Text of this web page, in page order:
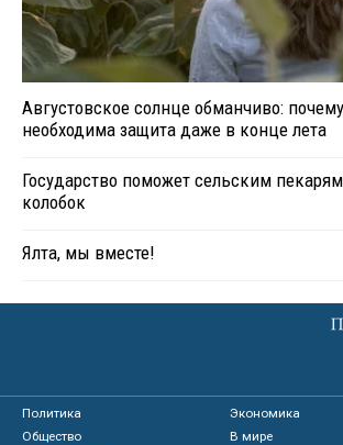
Августовское солнце обманчиво:
необходима защита даже в конце лета
Государство поможет сельским
колобок
Ялта, мы вместе!
Политика
Экономика
Общество
В мире